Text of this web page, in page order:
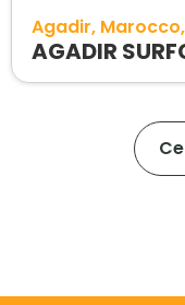
Agadir Marocco
AGADIR